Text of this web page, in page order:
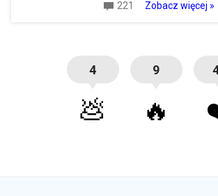
221 Zobacz więcej »
4
💩
9
🔥